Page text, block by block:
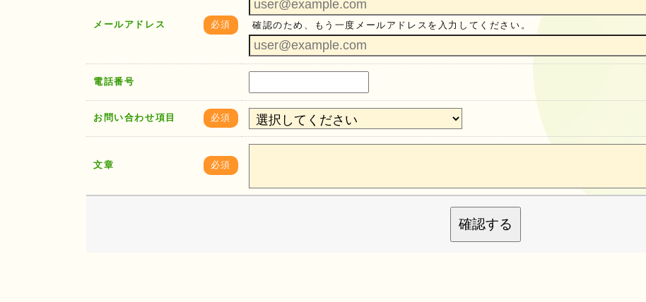
メールアドレス 必須 確認のため、もう一度メールアドレスを入力してください。
電話番号
お問い合わせ項目 必須
文章 必須
確認する